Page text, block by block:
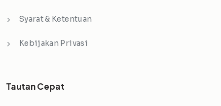
Syarat & Ketentuan
Kebijakan Privasi
Tautan Cepat